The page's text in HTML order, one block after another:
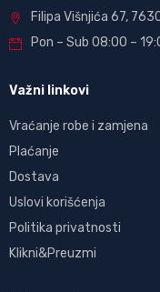
Filipa Višnjića 67,
Pon – Sub 08:00 –
Važni linkovi
Vraćanje robe i zamjena
Plaćanje
Dostava
Uslovi korišćenja
Politika privatnosti
Klikni&Preuzmi